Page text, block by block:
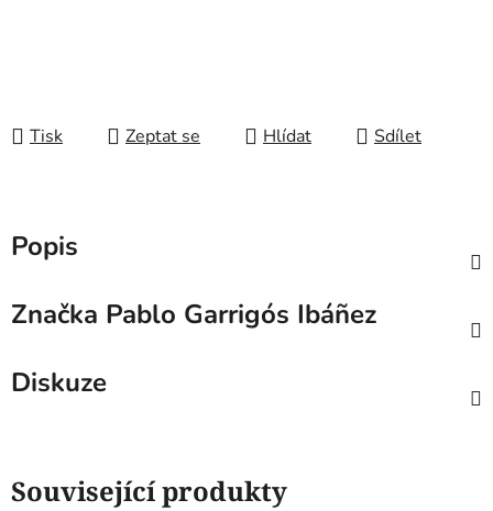
Tisk Zeptat se Hlídat Sdílet
Popis
Značka Pablo Garrigós Ibáñez
Diskuze
Související produkty